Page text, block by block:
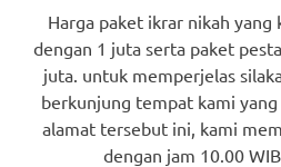
watches.
24
Hours
Harga paket ikrar nikah yang
dengan 1 juta serta paket
juta. untuk memperjelas
berkunjung tempat kami yang
alamat tersebut ini, kami
dengan jam 10.00